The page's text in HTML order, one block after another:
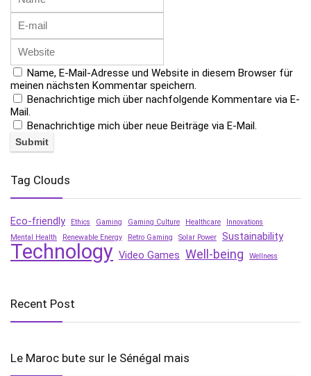
Name, E-Mail-Adresse und Website in diesem Browser für
meinen nächsten Kommentar speichern.
Benachrichtige mich über nachfolgende Kommentare via E-
Mail.
Benachrichtige mich über neue Beiträge via E-Mail.
Tag Clouds
Eco-friendly Ethics Gaming Gaming Culture Healthcare
Innovations
Mental Health
Renewable Energy Retro Gaming Solar Power Sustainability
Technology Video Games Well-being Wellness
Recent Post
Le Maroc bute sur le Sénégal mais